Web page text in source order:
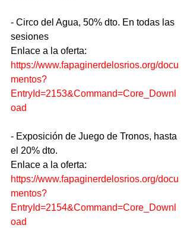
- Circo del Agua, 50% dto. En todas las
sesiones
Enlace a la oferta:
https://www.fapaginerdelosrios.org/docu
mentos?
EntryId=2153&Command=Core_Downl
oad
- Exposición de Juego de Tronos, hasta
el 20% dto.
Enlace a la oferta:
https://www.fapaginerdelosrios.org/docu
mentos?
EntryId=2154&Command=Core_Downl
oad